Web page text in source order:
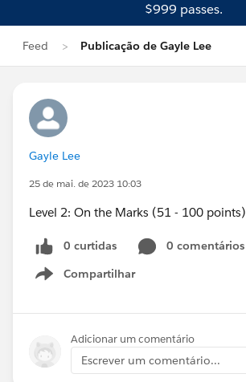
$999 passes.
Feed Publicação de Gayle Lee
Gayle Lee
25 de mai. de 2023 10:03
Level 2: On the Marks (51 - 100 points)
0 curtidas
0 comentários
Compartilhar
Show menu
Adicionar um comentário
Escrever um comentário...